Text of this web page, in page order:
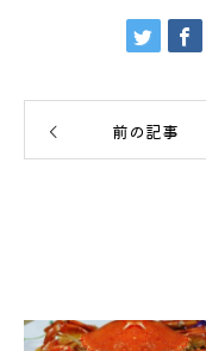
前の記事